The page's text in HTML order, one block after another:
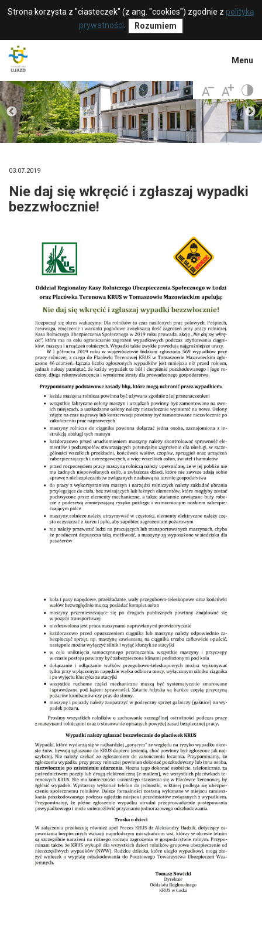
Strona korzysta z "ciasteczek" (z ang. "cookies") zgodnie z polityką
prywatności
Rozumiem
Menu
03.07.2019
Nie daj się wkręcić i zgłaszaj wypadki
bezzwłocznie!